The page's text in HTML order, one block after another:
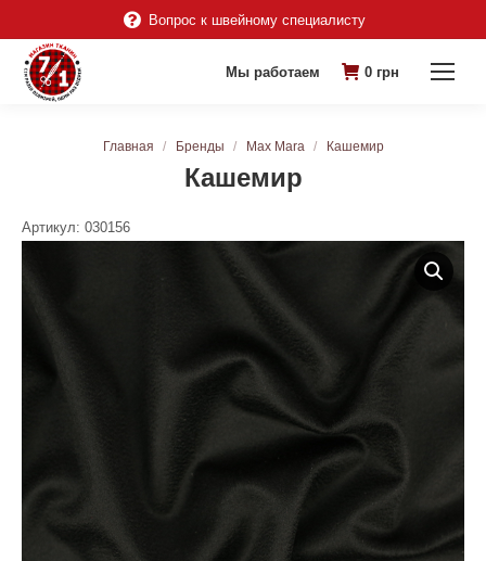
Вопрос к швейному специалисту
Мы работаем 0 грн
Кашемир
Вы здесь:
Главная Бренды Max Mara Кашемир
Артикул: 030156